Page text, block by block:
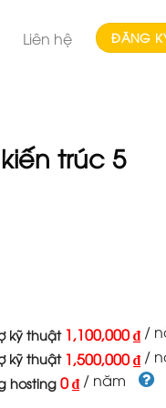
Liên hệ ĐĂNG
trúc 5
kỹ thuật 1,100,000 ₫ /
kỹ thuật 1,500,000 ₫ /
hosting 0 ₫ / năm